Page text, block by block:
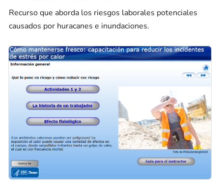
Recurso que aborda los riesgos laborales potenciales
causados por huracanes e inundaciones.